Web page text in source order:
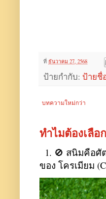
ที่ ธันวาคม 27, 2568
ป้ายกำกับ: ป้ายชื่
บทความใหม่กว่า
ทำไมต้องเลือ
1. 🚫 สนิมคือศั
ของ โครเมียม